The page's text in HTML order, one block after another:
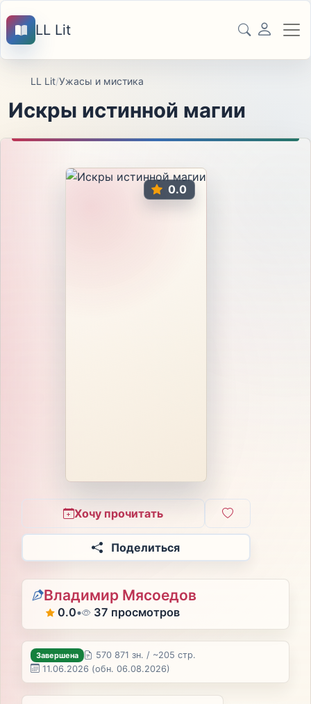
LL Lit
LL Lit/Ужасы и мистика
Искры истинной магии
0.0
Хочу прочитать
Поделиться
Владимир Мясоедов
0.0• 37 просмотров
Завершена
570 871 зн. / ~205 стр.
11.06.2026 (обн. 06.08.2026)